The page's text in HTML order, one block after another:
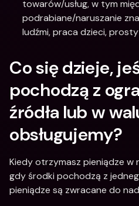
towarów/usług, w tym
podrabiane/naruszanie
ludźmi, praca dzieci,
Co się dzieje,
pochodzą z
źródła lub w
obsługujemy?
Kiedy otrzymasz pieniądze w
gdy środki pochodzą z
pieniądze są zwracane do